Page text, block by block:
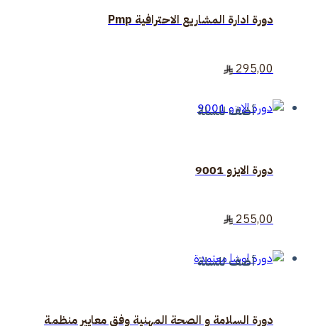
دورة ادارة المشاريع الاحترافية Pmp​
295,00
أضف للسلة
دورة الايزو 9001
255,00
أضف للسلة
دورة السلامة و الصحة المهنية وفق معايير منظمـة